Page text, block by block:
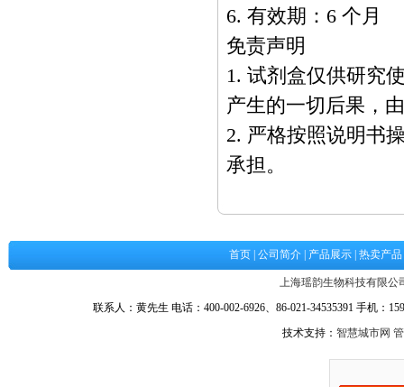
6. 有效期：6 个月
免责声明
1. 试剂盒仅供研究
产生的一切后果，
2. 严格按照说明书
承担。
首页 公司简介 产品展示 热卖产品
上海瑶韵生物科技有限公
联系人：黄先生 电话：400-002-6926、86-021-34535391 手机：
技术支持： 智慧城市网